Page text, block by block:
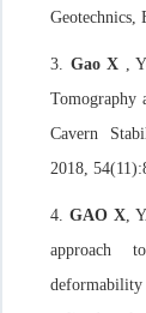
Geotechnics,
3. Gao X ,
Tomography
Cavern
2018,
4.GAO X,
approach